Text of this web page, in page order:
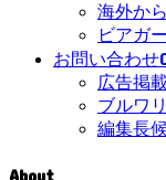
海外か
ビアガ
お問い合わせ
広告掲
ブルワ
編集長
About